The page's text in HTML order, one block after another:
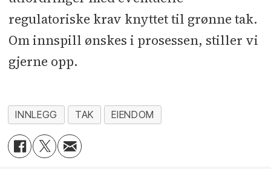
regulatoriske krav knyttet til grønne tak.
Om innspill ønskes i prosessen, stiller vi
gjerne opp.
INNLEGG TAK EIENDOM